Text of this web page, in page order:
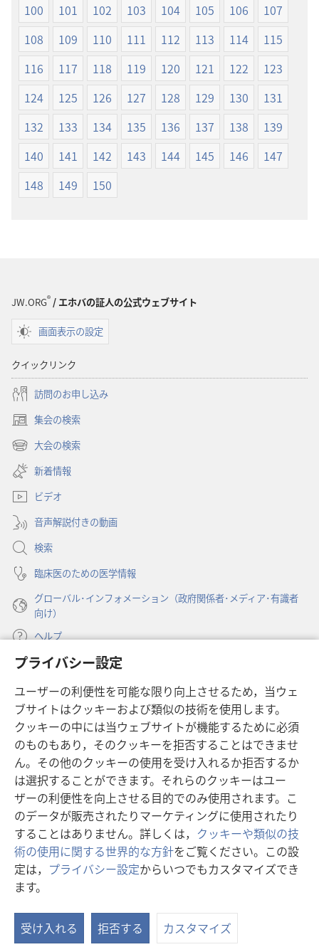
プライバシー設定
ユーザーの利便性を可能な限り向上させるため，当ウェ
ブサイトはクッキーおよび類似の技術を使用します。
クッキーの中には当ウェブサイトが機能するために必須
のものもあり，そのクッキーを拒否することはできませ
ん。その他のクッキーの使用を受け入れるか拒否するか
は選択することができます。それらのクッキーはユー
ザーの利便性を向上させる目的でのみ使用されます。こ
のデータが販売されたりマーケティングに使用されたり
することはありません。詳しくは， クッキーや類似の技
術の使用に関する世界的な方針をご覧ください。この設
定は， プライバシー設定からいつでもカスタマイズでき
ます。
受け入れる 拒否する カスタマイズ
100
101 102 103 104 105 106
107
108
109 110 111 112 113 114
115
116
117 118 119 120 121 122
123
124
125 126 127 128 129 130
131
132
133 134 135 136 137 138
139
140
141 142 143 144 145 146
147
148
149 150
JW.ORG® / エホバの証人の公式ウェブサイト
画面表示の設定
クイックリンク
訪問のお申し込み
集会の検索
（新
し
タ
で
開
く）
大会の検索
（新
し
い
タ
ブ
で
開
く）
新着情報
ビデオ
音声解説付きの動画
検索
臨床医のための医学情報
グローバル･インフォメーション（政府関係者･メディア･有識者
向け）
ヘルプ
寄付
し
い
タ
ブ
で
開
く）
ものみの塔 オンライン・ライブラリー
（新
し
い
タ
ブ
で
開
く）
JW Hub ®
（新
し
い
タ
ブ
で
開
く）
JW Library
Watchtower Library®
Copyright
利用規約